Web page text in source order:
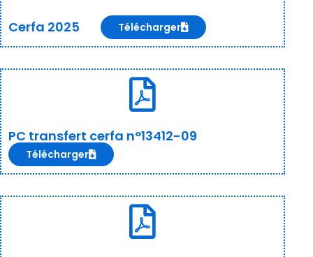
Cerfa 2025 Télécharger
PC transfert cerfa n°13412-09
Télécharger